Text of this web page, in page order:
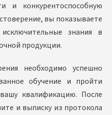
и конкурентоспособную
вы показываете
знания в
продукции.
необходимо успешно
обучение и пройти
квалификацию. После
и выписку из протокола